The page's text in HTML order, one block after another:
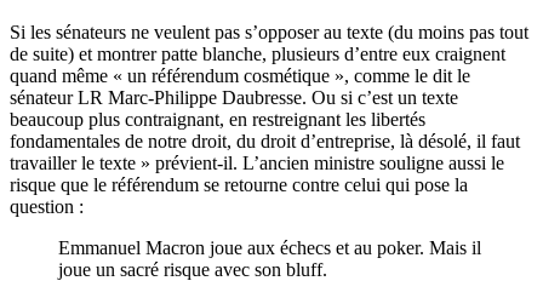
Si les sénateurs ne veulent pas s’opposer au texte (du moins pas tout
de suite) et montrer patte blanche, plusieurs d’entre eux craignent
quand même « un référendum cosmétique », comme le dit le
sénateur LR Marc-Philippe Daubresse. Ou si c’est un texte
beaucoup plus contraignant, en restreignant les libertés
fondamentales de notre droit, du droit d’entreprise, là désolé, il faut
travailler le texte » prévient-il. L’ancien ministre souligne aussi le
risque que le référendum se retourne contre celui qui pose la
question :
Emmanuel Macron joue aux échecs et au poker. Mais il
joue un sacré risque avec son bluff.